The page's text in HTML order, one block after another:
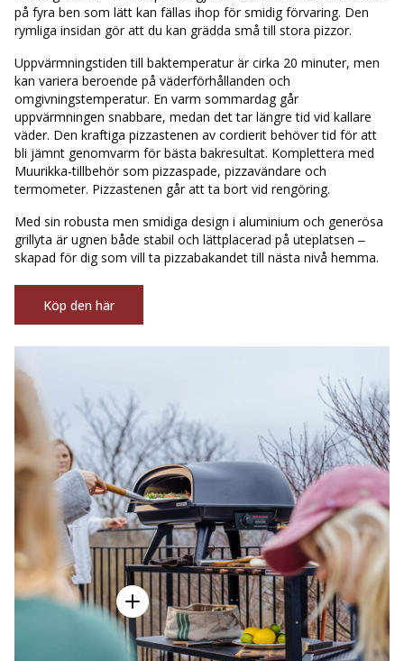
på fyra ben som lätt kan fällas ihop för smidig förvaring. Den
rymliga insidan gör att du kan grädda små till stora pizzor.
Uppvärmningstiden till baktemperatur är cirka 20 minuter, men
kan variera beroende på väderförhållanden och
omgivningstemperatur. En varm sommardag går
uppvärmningen snabbare, medan det tar längre tid vid kallare
väder. Den kraftiga pizzastenen av cordierit behöver tid för att
bli jämnt genomvarm för bästa bakresultat. Komplettera med
Muurikka-tillbehör som pizzaspade, pizzavändare och
termometer. Pizzastenen går att ta bort vid rengöring.
Med sin robusta men smidiga design i aluminium och generösa
grillyta är ugnen både stabil och lättplacerad på uteplatsen –
skapad för dig som vill ta pizzabakandet till nästa nivå hemma.
Köp den här